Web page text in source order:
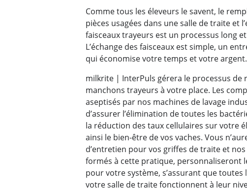
Comme tous les éleveurs le savent, le
pièces usagées dans une salle de traite et
faisceaux trayeurs est un processus long
L’échange des faisceaux est simple, un
qui économise votre temps et votre argent.
milkrite | InterPuls gérera le processus de
manchons trayeurs à votre place. Les
aseptisés par nos machines de lavage
d’assurer l’élimination de toutes les
la réduction des taux cellulaires sur votre
ainsi le bien-être de vos vaches. Vous
d’entretien pour vos griffes de traite et
formés à cette pratique, personnaliseront
pour votre système, s’assurant que toutes
votre salle de traite fonctionnent à leur